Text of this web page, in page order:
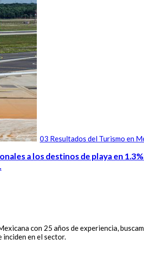
03 Resultados del Turismo en
a los destinos de playa en
con 25 años de experiencia,
inciden en el sector.